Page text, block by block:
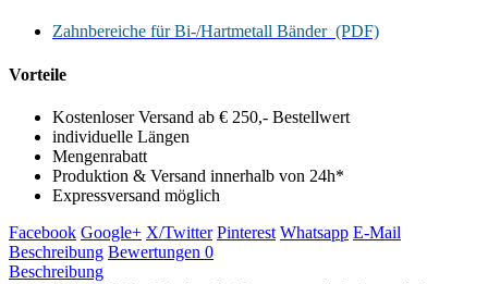
Zahnbereiche für Bi-/Hartmetall Bänder (PDF)
Vorteile
Kostenloser Versand ab € 250,- Bestellwert
individuelle Längen
Mengenrabatt
Produktion & Versand innerhalb von 24h*
Expressversand möglich
Facebook Google+ X/Twitter Pinterest Whatsapp E-Mail
Beschreibung Bewertungen 0
Beschreibung